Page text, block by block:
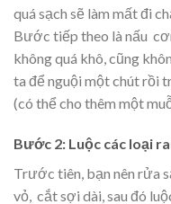
quá sạch sẽ làm mất đi
Bước tiếp theo là nấu
không quá khô, cũng
ta để nguội một chút rồi
(có thể cho thêm một
Bước 2: Luộc các loại
Trước tiên, bạn nên rửa
vỏ, cắt sợi dài, sau đó